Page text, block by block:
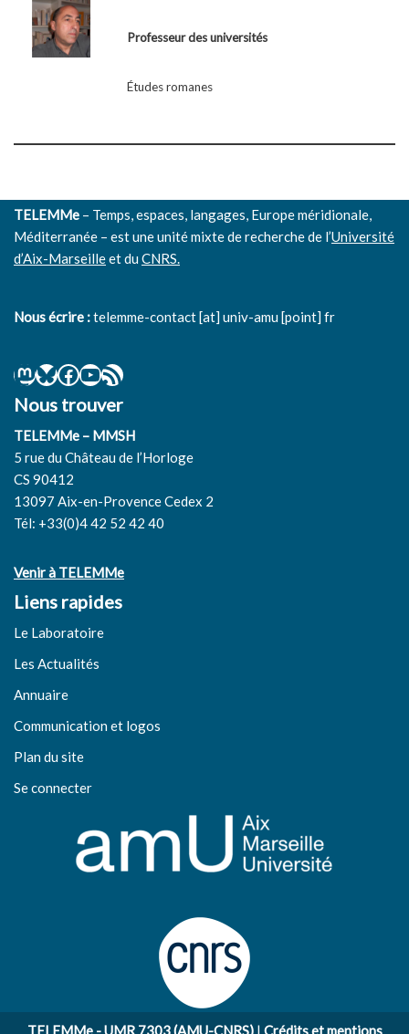
Professeur des universités
Études romanes
TELEMMe – Temps, espaces, langages, Europe méridionale,
Méditerranée – est une unité mixte de recherche de l’Université
d’Aix-Marseilleet duCNRS.
Nous écrire :telemme-contact [at] univ-amu [point] fr
Nous trouver
TELEMMe – MMSH
5 rue du Château de l’Horloge
CS 90412
13097 Aix-en-Provence Cedex 2
Tél: +33(0)4 42 52 42 40
Venir à TELEMMe
Liens rapides
Le Laboratoire
Les Actualités
Annuaire
Communication et logos
Plan du site
Se connecter
TELEMMe - UMR 7303 (AMU-CNRS)| Crédits et mentions